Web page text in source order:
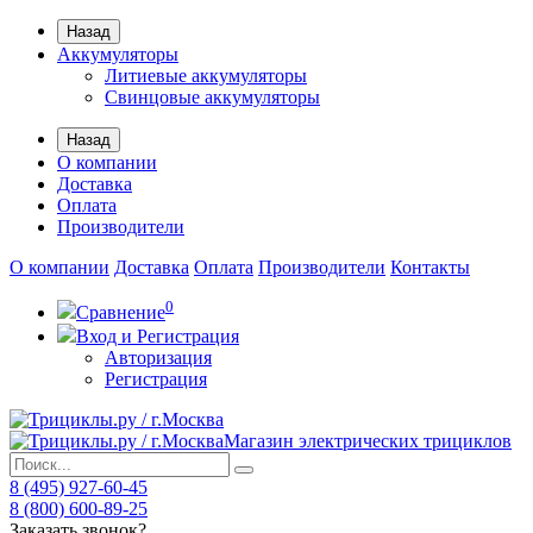
Назад
Аккумуляторы
Литиевые аккумуляторы
Свинцовые аккумуляторы
Назад
О компании
Доставка
Оплата
Производители
О компании Доставка Оплата Производители Контакты
Сравнение0
Вход и Регистрация
Авторизация
Регистрация
Магазин электрических трициклов
8 (495) 927-60-45
8 (800) 600-89-25